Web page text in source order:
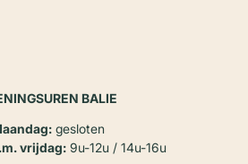
BALIE
gesloten
vrijdag:9u-12u / 14u-16u